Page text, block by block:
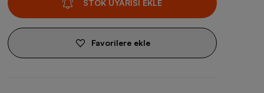
STOK UYARISI EKLE
Favorilere ekle